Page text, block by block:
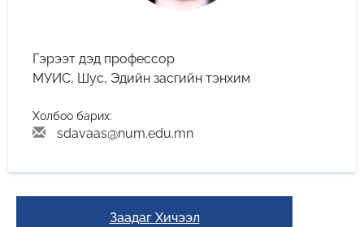
Гэрээт дэд профессор
МУИС, Шус, Эдийн засгийн тэнхим
Холбоо барих:
sdavaas@num.edu.mn
Заадаг Хичээл